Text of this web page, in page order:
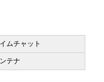
ムチャット
テナ